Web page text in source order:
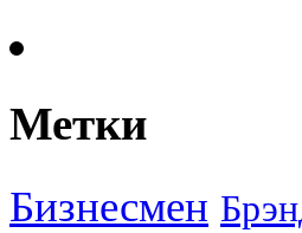
Метки
Бизнесмен